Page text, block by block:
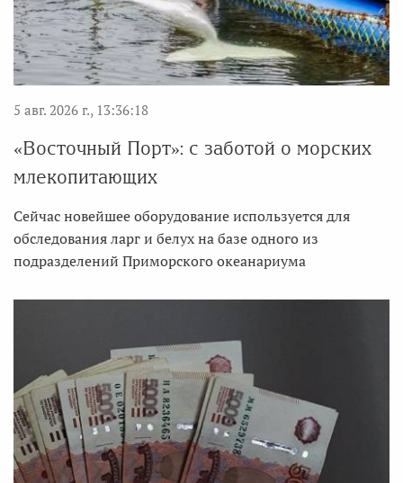
5 авг. 2026 г., 13:36:18
«Восточный Порт»: с заботой о морских
млекопитающих
Сейчас новейшее оборудование используется для
обследования ларг и белух на базе одного из
подразделений Приморского океанариума